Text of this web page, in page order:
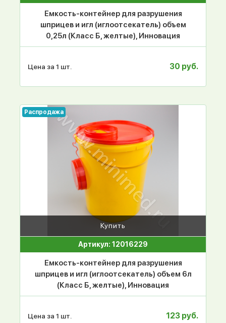
Емкость-контейнер для разрушения
шприцев и игл (иглоотсекатель) объем
0,25л (Класс Б, желтые), Инновация
Цена за 1 шт. 30 руб.
Распродажа
Купить
Артикул: 12016229
Емкость-контейнер для разрушения
шприцев и игл (иглоотсекатель) объем 6л
(Класс Б, желтые), Инновация
Цена за 1 шт. 123 руб.